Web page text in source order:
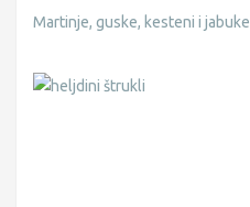
Martinje, guske, kesteni i jabuke